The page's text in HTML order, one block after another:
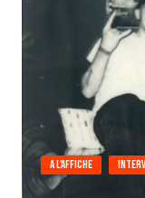
A l'affiche